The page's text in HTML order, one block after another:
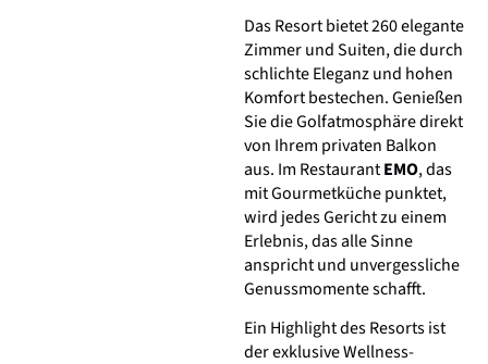
Das Resort bietet 260 elegante
Zimmer und Suiten, die durch
schlichte Eleganz und hohen
Komfort bestechen. Genießen
Sie die Golfatmosphäre direkt
von Ihrem privaten Balkon
aus. Im RestaurantEMO, das
mit Gourmetküche punktet,
wird jedes Gericht zu einem
Erlebnis, das alle Sinne
anspricht und unvergessliche
Genussmomente schafft.
Ein Highlight des Resorts ist
der exklusive Wellness-